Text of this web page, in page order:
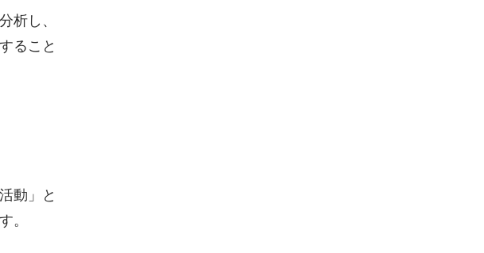
析し、
ること
動」と
。